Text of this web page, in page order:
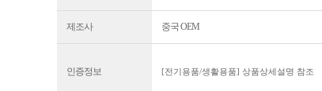
제조사 중국 OEM
인증정보 [전기용품/생활용품] 상품상세설명 참조